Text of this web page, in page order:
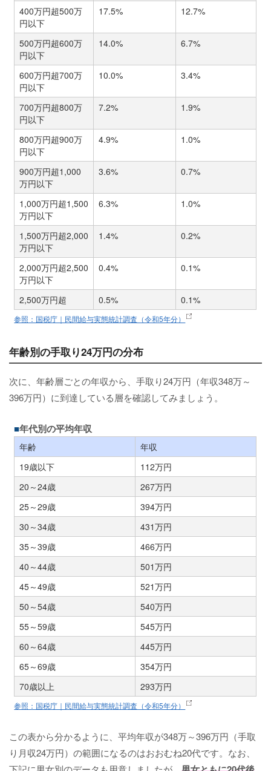
400万円超500万
円以下
17.5% 12.7%
500万円超600万
円以下
14.0% 6.7%
600万円超700万
円以下
10.0% 3.4%
700万円超800万
円以下
7.2% 1.9%
800万円超900万
円以下
4.9% 1.0%
900万円超1,000
万円以下
3.6% 0.7%
1,000万円超1,500
万円以下
6.3% 1.0%
1,500万円超2,000
万円以下
1.4% 0.2%
2,000万円超2,500
万円以下
0.4% 0.1%
2,500万円超 0.5% 0.1%
参照：国税庁｜民間給与実態統計調査（令和5年分）
年齢別の手取り24万円の分布
次に、年齢層ごとの年収から、手取り24万円（年収348万～
396万円）に到達している層を確認してみましょう。
年代別の平均年収
年齢
年収
19歳以下
112万円
20～24歳
267万円
25～29歳
394万円
30～34歳
431万円
35～39歳
466万円
40～44歳
501万円
45～49歳
521万円
50～54歳
540万円
55～59歳
545万円
60～64歳
445万円
65～69歳
354万円
70歳以上
293万円
参照：国税庁｜民間給与実態統計調査（令和5年分）
この表から分かるように、平均年収が348万～396万円（手取
り月収24万円）の範囲になるのはおおむね20代です。なお、